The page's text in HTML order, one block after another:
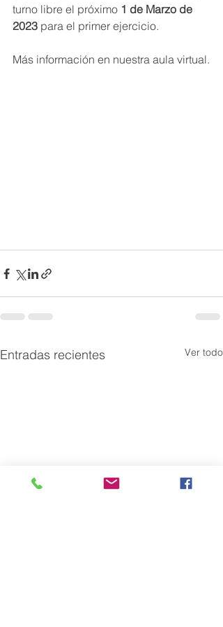
turno libre el próximo 1 de Marzo de
2023 para el primer ejercicio.
Más información en nuestra aula virtual.
Entradas recientes Ver todo